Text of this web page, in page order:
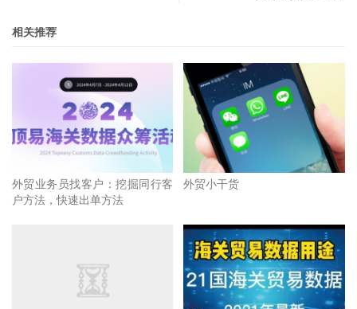
相关推荐
外贸业务员找客户：挖掘同行客
户方法，快速出单方法
外贸小干货